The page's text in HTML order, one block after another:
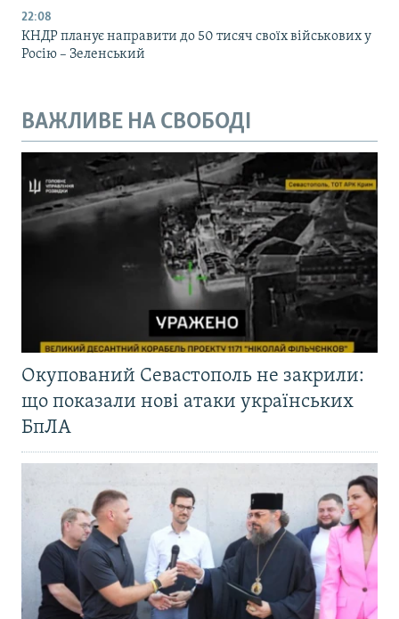
22:08
КНДР планує направити до 50 тисяч своїх військових у
Росію – Зеленський
ВАЖЛИВЕ НА СВОБОДІ
Окупований Севастополь не закрили:
що показали нові атаки українських
БпЛА